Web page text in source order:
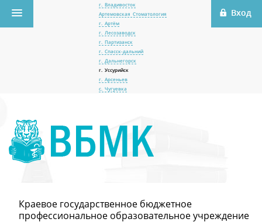
г. Владивосток
Артемовская Стоматология
г. Артём
г. Лесозаводск
г. Партизанск
г. Спасск-дальний
г. Дальнегорск
г. Уссурийск
г. Арсеньев
с. Чугуевка
Краевое государственное бюджетное
профессиональное образовательное учреждение